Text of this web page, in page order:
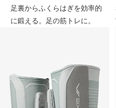
足裏からふくらはぎを効率的
に鍛える。足の筋トレに。